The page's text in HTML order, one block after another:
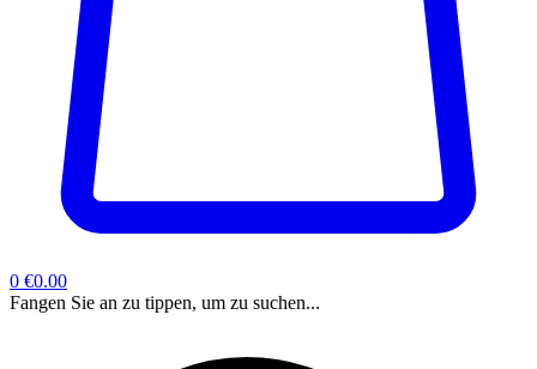
0 €0.00
Fangen Sie an zu tippen, um zu suchen...